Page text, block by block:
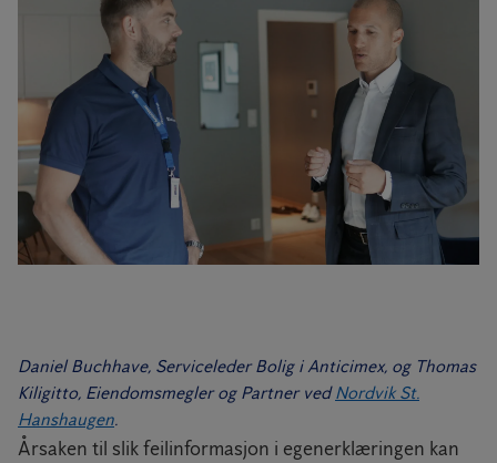
Daniel Buchhave, Serviceleder Bolig i Anticimex, og Thomas
Kiligitto, Eiendomsmegler og Partner ved Nordvik St.
Hanshaugen
Årsaken til slik feilinformasjon i egenerklæringen kan